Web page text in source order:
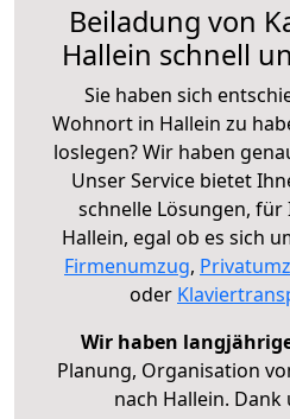
Beiladung von
Hallein schnell
Sie haben sich
Wohnort in Hallein zu
loslegen? Wir haben
Unser Service bietet
schnelle Lösungen,
Hallein, egal ob es sich
Firmenumzug,
oder
Wir haben
Planung, Organisation
nach Hallein.